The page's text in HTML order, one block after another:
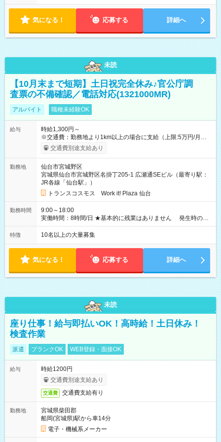
気になる！ 応募する 詳細へ
未読
【10月末まで短期】土日祝完全休み♪官公庁調
査票の不備確認／電話対応(1321000MR)
アルバイト 職種未経験OK
給与
時給1,300円～
※交通費：勤務地より1km以上の場合に支給（上限:5万円/月・
2,500円/日） ※残業代：残業発生時は1分単位で支給 ※研修中の
給与変動なし ＜ 収入例 ＞ ■週5日勤務の場合… 月収22万8,800
4日勤務の場合… 月収16万6,400円以上可能 ※交通費別途支給
（時給1,300円×8時間×16日） 【試用期間】試用期間なし
交通費別途支給あり
勤務地
仙台市宮城野区
宮城県仙台市宮城野区名掛丁205-1 広瀬通SEビル（最寄り駅：
JR各線「仙台駅」）
トランスコスモス Work it! Plaza 仙台
勤務時間
9:00～18:00
実働時間：8時間/日 ★基本的に残業はありません 発生時の残
業代は1分単位で支給いたします
特徴 10名以上の大量募集
気になる！ 応募する 詳細へ
未読
座り仕事！給与即払いOK！高時給！土日休み！
検査作業
派遣 ブランクOK WEB登録・面接OK
給与
時給1200円
交通費別途支給あり
交通費 交通費支給有り
勤務地
宮城県柴田郡
船岡(宮城県)駅から車14分
電子・機械系メーカー